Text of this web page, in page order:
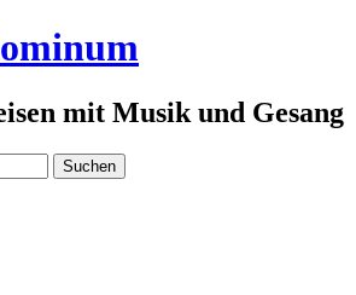
mit Musik und Gesang